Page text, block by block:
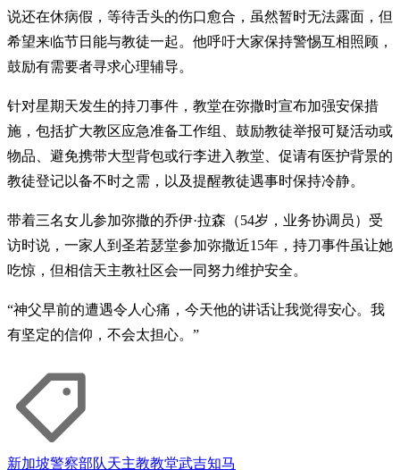
说还在休病假，等待舌头的伤口愈合，虽然暂时无法露面，但
希望来临节日能与教徒一起。他呼吁大家保持警惕互相照顾，
鼓励有需要者寻求心理辅导。
针对星期天发生的持刀事件，教堂在弥撒时宣布加强安保措
施，包括扩大教区应急准备工作组、鼓励教徒举报可疑活动或
物品、避免携带大型背包或行李进入教堂、促请有医护背景的
教徒登记以备不时之需，以及提醒教徒遇事时保持冷静。
带着三名女儿参加弥撒的乔伊·拉森（54岁，业务协调员）受
访时说，一家人到圣若瑟堂参加弥撒近15年，持刀事件虽让她
吃惊，但相信天主教社区会一同努力维护安全。
“神父早前的遭遇令人心痛，今天他的讲话让我觉得安心。我
有坚定的信仰，不会太担心。”
新加坡警察部队天主教教堂武吉知马